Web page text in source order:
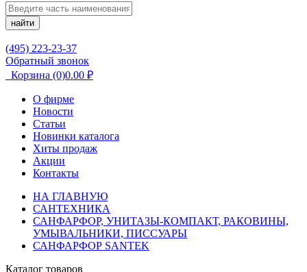
найти
(495) 223-23-37
Обратный звонок
Корзина (0)0.00 ₽
О фирме
Новости
Статьи
Новинки каталога
Хиты продаж
Акции
Контакты
НА ГЛАВНУЮ
САНТЕХНИКА
САНФАРФОР, УНИТАЗЫ-КОМПАКТ, РАКОВИНЫ,
УМЫВАЛЬНИКИ, ПИССУАРЫ
САНФАРФОР SANTEK
Каталог товаров